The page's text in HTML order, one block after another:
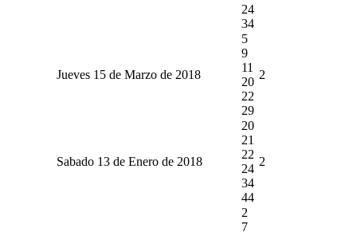
24
34
Jueves 15 de Marzo de 2018
5
9
11
20
22
29
2
Sabado 13 de Enero de 2018
20
21
22
24
34
44
2
2
7